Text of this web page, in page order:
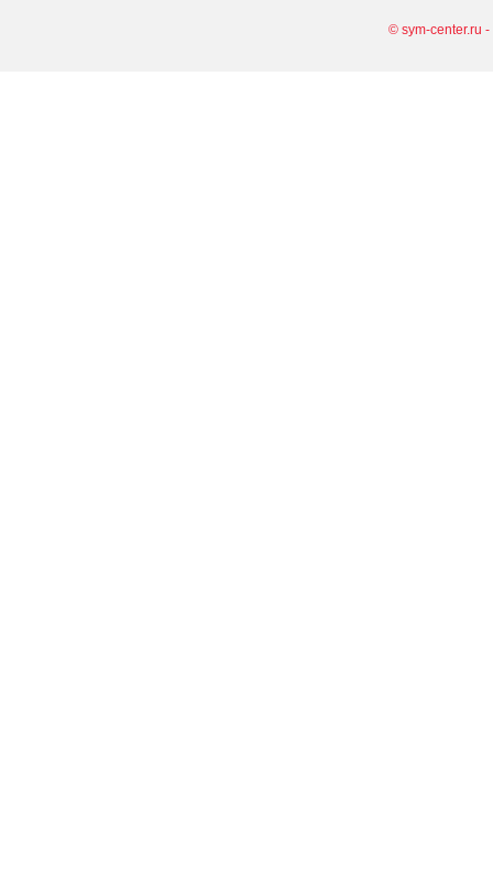
© sym-center.ru -